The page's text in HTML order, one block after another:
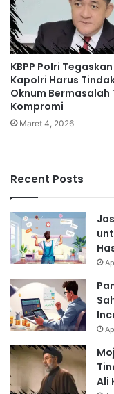
KBPP Polri Tegaskan
Kapolri Harus
Oknum Bermasalah
Kompromi
Maret 4, 2026
Recent Posts
Ali